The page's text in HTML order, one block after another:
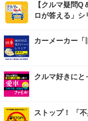
【クルマ疑問
ロが答える」シ
カーメーカー
クルマ好きにと
ストップ！ 「